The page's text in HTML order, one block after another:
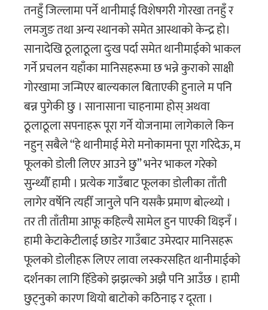
तनहुँ जिल्लामा पर्ने थानीमाई विशेषगरी गोरखा तनहुँ र
लमजुङ तथा अन्य स्थानकाे समेत आस्थाकाे केन्द्र हाे।
सानादेखि ठूलाठूला दुःख पर्दा समेत थानीमाईको भाकल
गर्ने प्रचलन यहाँका मानिसहरूमा छ भन्ने कुराकाे साक्षी
गाेरखामा जन्मिएर बाल्यकाल बिताएकी हुनाले म पनि
बन्न पुगेकी छु । सानासाना चाहनामा होस् अथवा
ठूलाठूला सपनाहरू पूरा गर्ने योजनामा लागेकाले किन
नहुन् सबैले “हे थानीमाई मेरो मनाेकामना पूरा गरिदेऊ, म
फूलकाे डाेली लिएर आउने छु” भनेर भाकल गरेकाे
सुन्थ्याैँ हामी । प्रत्येक गाउँबाट फूलका डाेलीका ताँती
लागेर वर्षेनि त्यहीँ जानुले पनि यसकै प्रमाण बाेल्थ्याे ।
तर ती ताँतीमा आफू कहिल्यै सामेल हुन पाएकी थिइनँ ।
हामी केटाकेटीलाई छाडेर गाउँबाट उमेरदार मानिसहरू
फूलको डोलीहरू लिएर लावा लस्करसहित थानीमाईकाे
दर्शनका लागि हिँडेको झझल्को अझै पनि आउँछ । हामी
छुट्नुकाे कारण थियाे बाटाेकाे कठिनाइ र दूरता ।